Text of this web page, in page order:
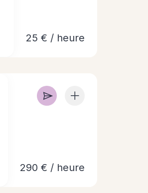
25 € / heure
290 € / heure